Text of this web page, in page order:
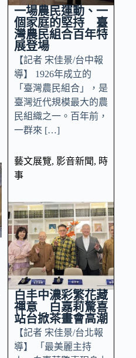
一場農民運動、一
個家庭的堅持 臺
灣農民組合百年特
展登場
【記者 宋佳景/台中報
導】 1926年成立的
「臺灣農民組合」，是
臺灣近代規模最大的農
民組織之一。百年前，
一群來 […]
藝文展覽, 影音新聞, 時
事
白丰中濃彩繁花藏
禪意 白嘉莉驚喜
站台掀茶畫會高潮
【記者 宋佳景/台北報
導】 「最美麗主持